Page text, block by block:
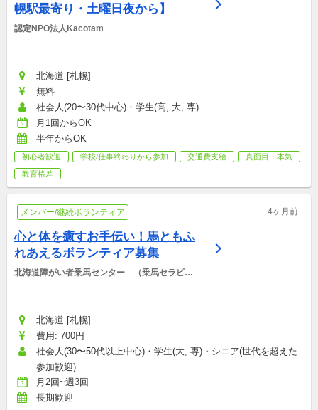
幌駅最寄り・土曜日夜から】
認定NPO法人Kacotam
北海道 [札幌]
無料
社会人(20〜30代中心)・学生(高, 大, 専)
月1回からOK
半年からOK
初心者歓迎 学校/仕事終わりから参加 交通費支給
真面目・本気
教育格差
メンバー/継続ボランティア 4ヶ月前
心と体を癒すお手伝い！馬ともふ
れあえるボランティア募集
北海道障がい者乗馬センター　（乗馬セラピー
北海道 [札幌]
費用: 700円
社会人(30〜50代以上中心)・学生(大, 専)・シニア(世代を超えた
参加歓迎)
月2回~週3回
長期歓迎